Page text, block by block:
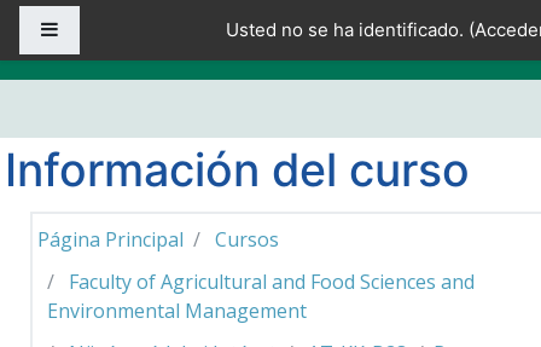
Salta al contenido principal
Usted no se ha identificado. (
Información del curso
Página Principal
Cursos
Faculty of Agricultural and Food Sciences and
Environmental Management